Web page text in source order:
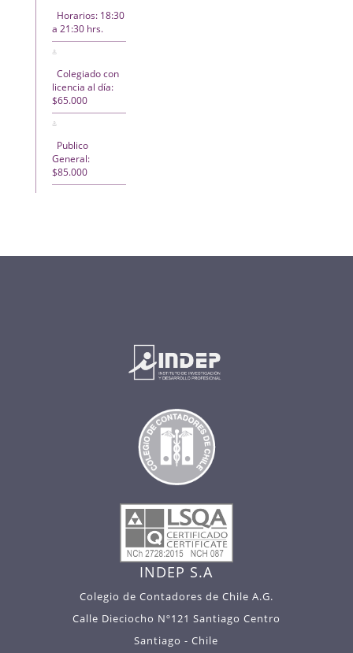
Horarios: 18:30
a 21:30 hrs.
Colegiado con
licencia al día:
$65.000
Publico
General:
$85.000
INDEP S.A
Colegio de Contadores de Chile A.G.
Calle Dieciocho Nº121 Santiago Centro
Santiago - Chile